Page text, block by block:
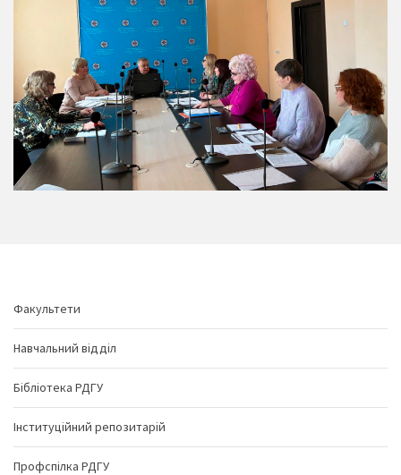
Факультети
Навчальний відділ
Бібліотека РДГУ
Інституційний репозитарій
Профспілка РДГУ